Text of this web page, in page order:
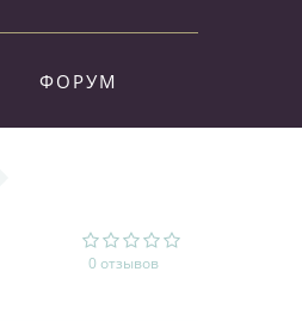
ФОРУМ
0 отзывов